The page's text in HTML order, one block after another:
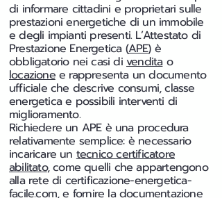
di informare cittadini e proprietari sulle
prestazioni energetiche di un immobile
e degli impianti presenti. L’Attestato di
Prestazione Energetica (APE) è
obbligatorio nei casi di venditao
locazionee rappresenta un documento
ufficiale che descrive consumi, classe
energetica e possibili interventi di
miglioramento.
Richiedere un APE è una procedura
relativamente semplice: è necessario
incaricare untecnico certificatore
abilitato, come quelli che appartengono
alla rete di certificazione-energetica-
facile.com, e fornire la documentazione